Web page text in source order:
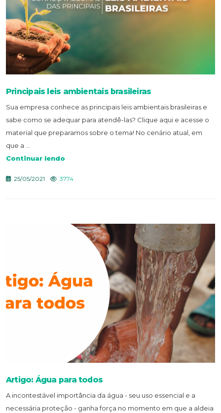
Principais leis ambientais brasileiras
Sua empresa conhece as principais leis ambientais brasileiras e
sabe como se adequar para atendê-las? Clique aqui e acesse o
material que preparamos sobre o tema! No cenário atual, em
que a ...
Continuar lendo
25/05/2021 3774
Artigo: Água para todos
A incontestável importância da água - seu uso essencial e a
necessária proteção - ganha força no momento em que a aldeia